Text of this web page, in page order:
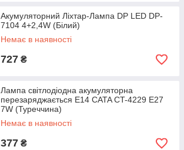
Акумуляторний Ліхтар-Лампа DP LED DP-
7104 4+2,4W (Білий)
Немає в наявності
727 ₴
Лампа світлодіодна акумуляторна
перезаряджається E14 CATA CT-4229 E27
7W (Туреччина)
Немає в наявності
377 ₴